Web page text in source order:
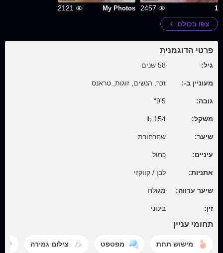
1
2457
My Photos
2121
צפו בכולם
פרטי הדוגמנית
גיל: 58 שנים
מעוניין ב-: זכר, הנשים, זוגות, טראנס
גובה: 5'9"
משקל: 154 lb
שיער: שחרחורת
עיניים: כחול
אתניות: לבן / קווקזי
שיער ערווה: מגולח
זין: בינוני
תחומי עניין
מישוש תחת מפטפט צילום גמירה